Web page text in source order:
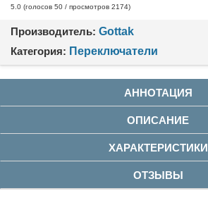
5.0 (голосов 50 / просмотров 2174)
Производитель: Gottak
Категория: Переключатели
АННОТАЦИЯ
ОПИСАНИЕ
ХАРАКТЕРИСТИКИ
ОТЗЫВЫ